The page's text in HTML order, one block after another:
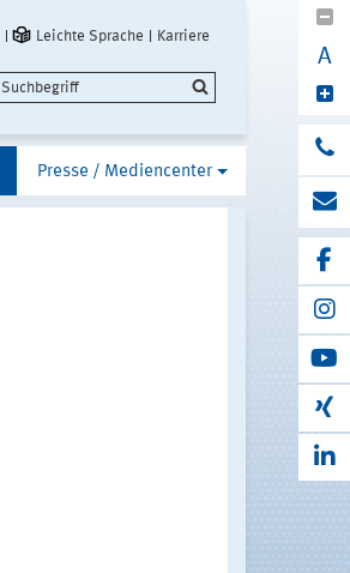
Leichte Sprache Karriere
A
Presse / Mediencenter